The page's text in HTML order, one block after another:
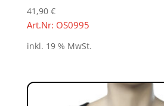
41,90 €
Art.Nr: OS0995
inkl. 19 % MwSt.